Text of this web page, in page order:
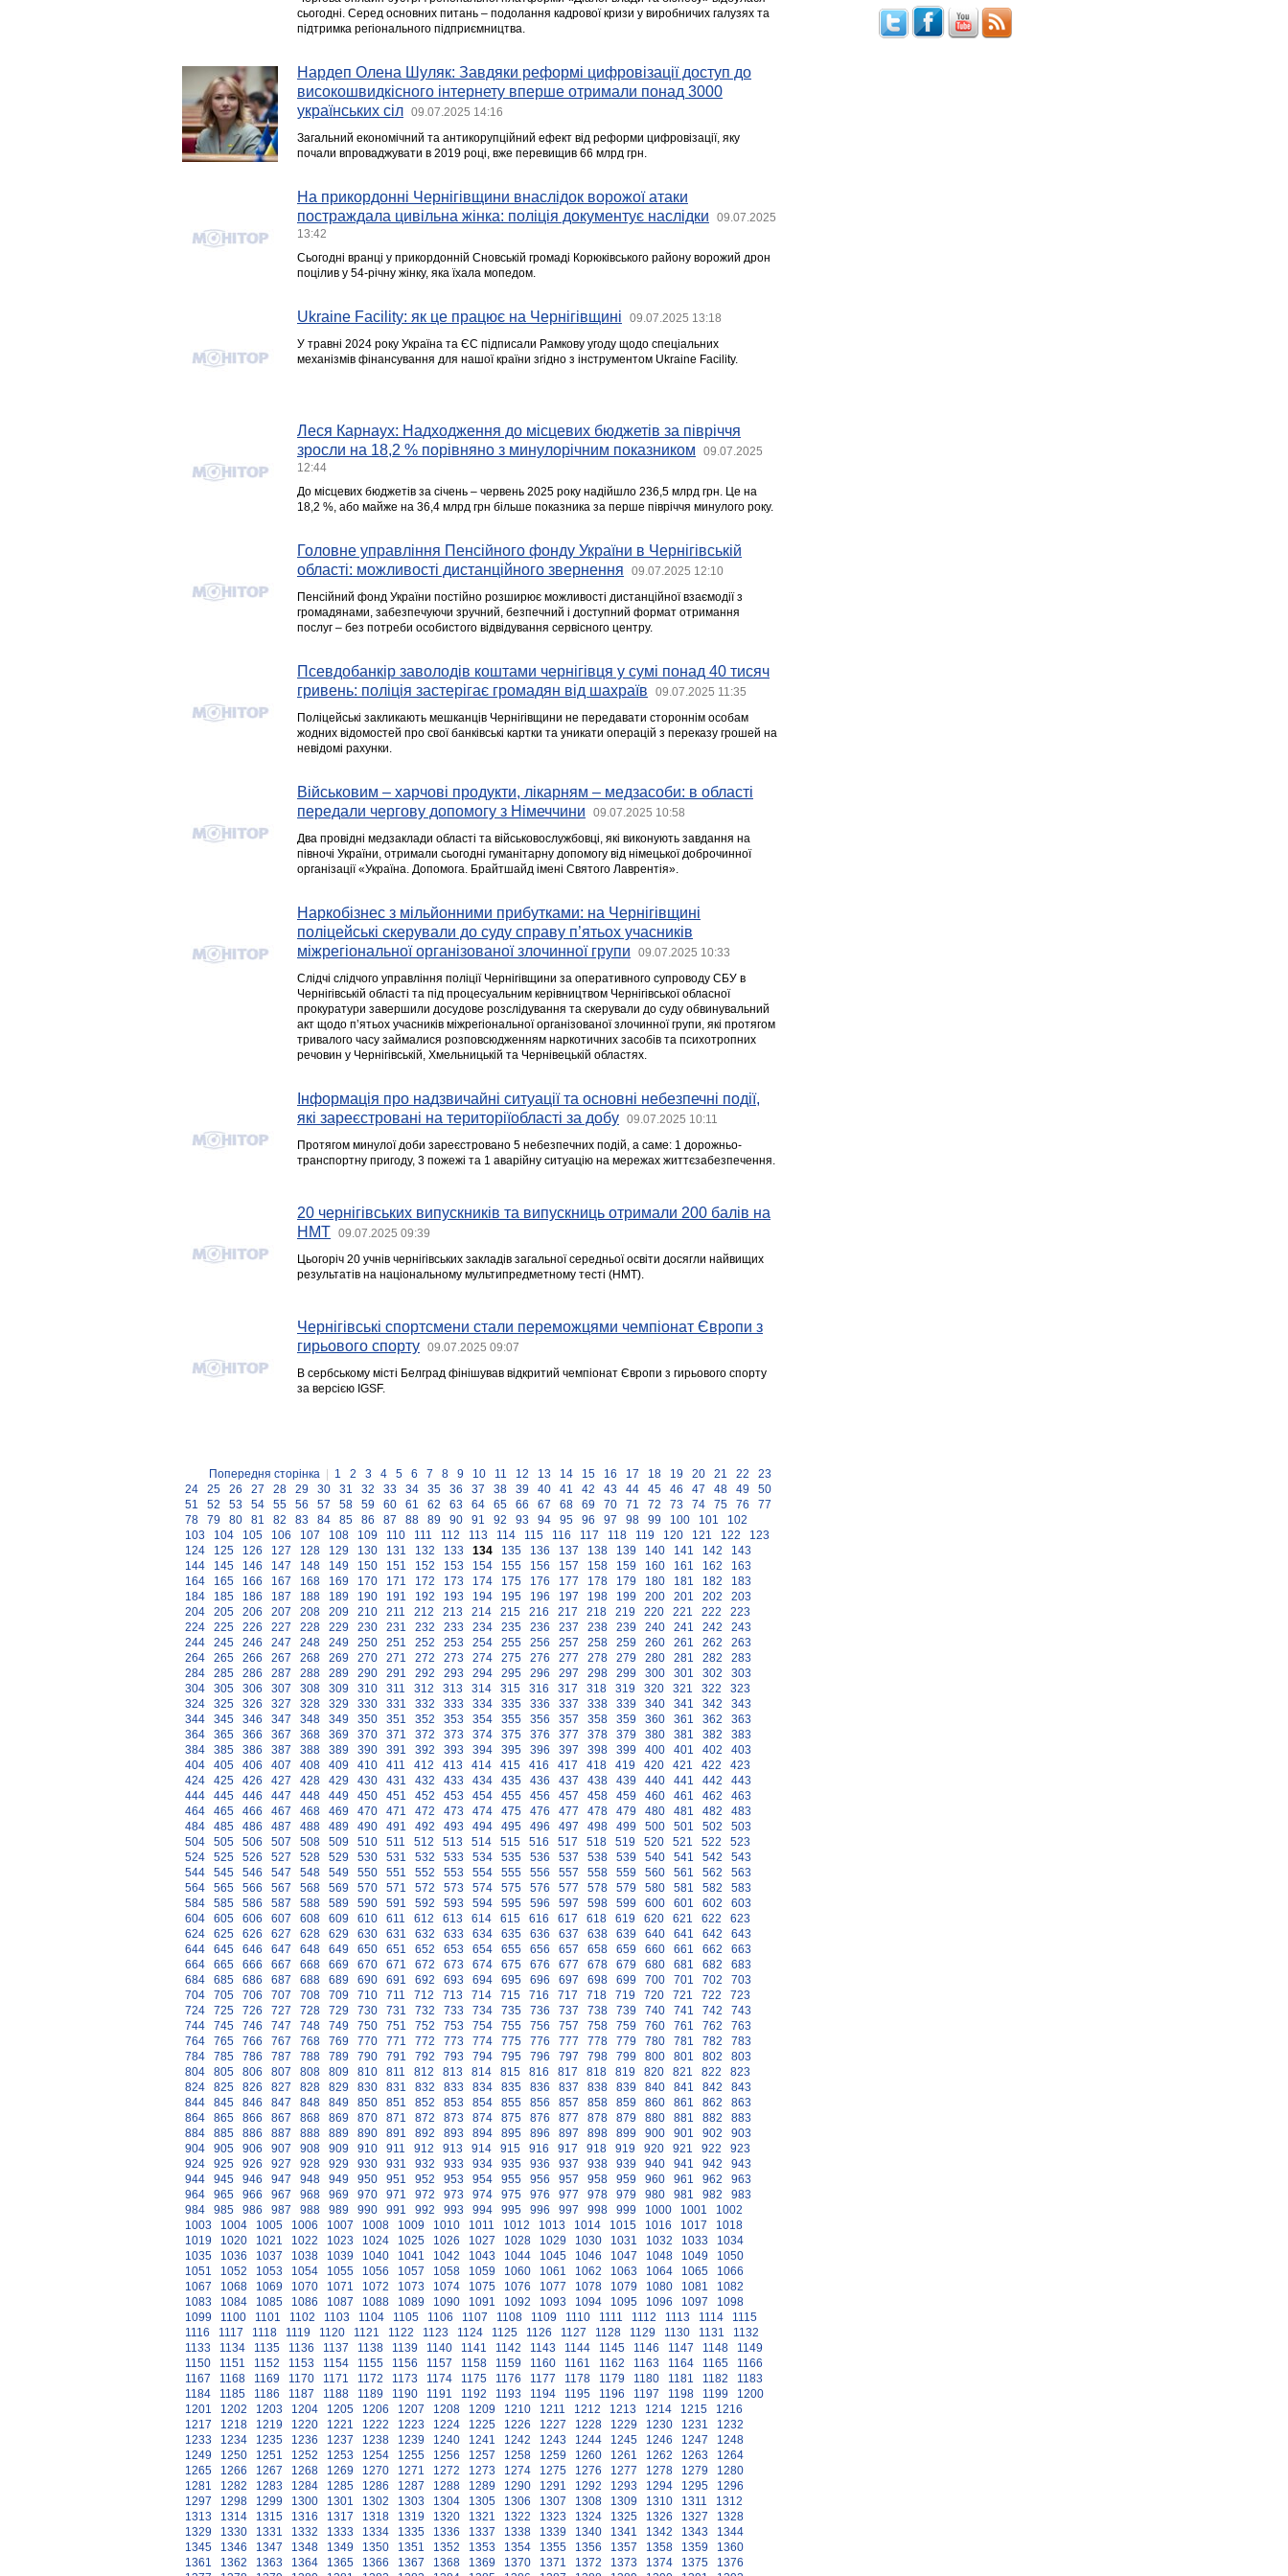
сьогодні. Серед основних питань – подолання кадрової кризи у виробничих галузях та
підтримка регіонального підприємництва.
Нардеп Олена Шуляк: Завдяки реформі цифровізації доступ до
високошвидкісного інтернету вперше отримали понад 3000
українських сіл
09.07.2025 14:16
Загальний економічний та антикорупційний ефект від реформи цифровізації, яку
почали впроваджувати в 2019 році, вже перевищив 66 млрд грн.
На прикордонні Чернігівщини внаслідок ворожої атаки
постраждала цивільна жінка: поліція документує наслідки
09.07.2025
13:42
Сьогодні вранці у прикордонній Сновській громаді Корюківського району ворожий дрон
поцілив у 54-річну жінку, яка їхала мопедом.
Ukraine Facility: як це працює на Чернігівщині 09.07.2025 13:18
У травні 2024 року Україна та ЄС підписали Рамкову угоду щодо спеціальних
механізмів фінансування для нашої країни згідно з інструментом Ukraine Facility.
Леся Карнаух: Надходження до місцевих бюджетів за півріччя
зросли на 18,2 % порівняно з минулорічним показником
09.07.2025
12:44
До місцевих бюджетів за січень – червень 2025 року надійшло 236,5 млрд грн. Це на
18,2 %, або майже на 36,4 млрд грн більше показника за перше півріччя минулого року.
Головне управління Пенсійного фонду України в Чернігівській
області: можливості дистанційного звернення
09.07.2025 12:10
Пенсійний фонд України постійно розширює можливості дистанційної взаємодії з
громадянами, забезпечуючи зручний, безпечний і доступний формат отримання
послуг – без потреби особистого відвідування сервісного центру.
Псевдобанкір заволодів коштами чернігівця у сумі понад 40 тисяч
гривень: поліція застерігає громадян від шахраїв
09.07.2025 11:35
Поліцейські закликають мешканців Чернігівщини не передавати стороннім особам
жодних відомостей про свої банківські картки та уникати операцій з переказу грошей на
невідомі рахунки.
Військовим – харчові продукти, лікарням – медзасоби: в області
передали чергову допомогу з Німеччини
09.07.2025 10:58
Два провідні медзаклади області та військовослужбовці, які виконують завдання на
півночі України, отримали сьогодні гуманітарну допомогу від німецької доброчинної
організації «Україна. Допомога. Брайтшайд імені Святого Лаврентія».
Наркобізнес з мільйонними прибутками: на Чернігівщині
поліцейські скерували до суду справу п’ятьох учасників
міжрегіональної організованої злочинної групи
09.07.2025 10:33
Слідчі слідчого управління поліції Чернігівщини за оперативного супроводу СБУ в
Чернігівській області та під процесуальним керівництвом Чернігівської обласної
прокуратури завершили досудове розслідування та скерували до суду обвинувальний
акт щодо п’ятьох учасників міжрегіональної організованої злочинної групи, які протягом
тривалого часу займалися розповсюдженням наркотичних засобів та психотропних
речовин у Чернігівській, Хмельницькій та Чернівецькій областях.
Інформація про надзвичайні ситуації та основні небезпечні події,
які зареєстровані на територіїобласті за добу
09.07.2025 10:11
Протягом минулої доби зареєстровано 5 небезпечних подій, а саме: 1 дорожньо-
транспортну пригоду, 3 пожежі та 1 аварійну ситуацію на мережах життєзабезпечення.
20 чернігівських випускників та випускниць отримали 200 балів на
НМТ
09.07.2025 09:39
Цьогоріч 20 учнів чернігівських закладів загальної середньої освіти досягли найвищих
результатів на національному мультипредметному тесті (НМТ).
Чернігівські спортсмени стали переможцями чемпіонат Європи з
гирьового спорту
09.07.2025 09:07
В сербському місті Белград фінішував відкритий чемпіонат Європи з гирьового спорту
за версією IGSF.
Попередня сторінка 1 2 3 4 5 6 7 8 9 10 11 12 13 14 15 16 17 18 19 20 21 22
23
24
25 26 27 28 29 30 31 32 33 34 35 36 37 38 39 40 41 42 43 44 45 46 47 48 49
50
51
52 53 54 55 56 57 58 59 60 61 62 63 64 65 66 67 68 69 70 71 72 73 74 75 76
77
78
79 80 81 82 83 84 85 86 87 88 89 90 91 92 93 94 95 96 97 98 99 100 101
102
103
104 105 106 107 108 109 110 111 112 113 114 115 116 117 118 119 120 121 122
123
124
125 126 127 128 129 130 131 132 133 134 135 136 137 138 139 140 141 142
143
144
145 146 147 148 149 150 151 152 153 154 155 156 157 158 159 160 161 162
163
164
165 166 167 168 169 170 171 172 173 174 175 176 177 178 179 180 181 182
183
184
185 186 187 188 189 190 191 192 193 194 195 196 197 198 199 200 201 202
203
204
205 206 207 208 209 210 211 212 213 214 215 216 217 218 219 220 221 222
223
224
225 226 227 228 229 230 231 232 233 234 235 236 237 238 239 240 241 242
243
244
245 246 247 248 249 250 251 252 253 254 255 256 257 258 259 260 261 262
263
264
265 266 267 268 269 270 271 272 273 274 275 276 277 278 279 280 281 282
283
284
285 286 287 288 289 290 291 292 293 294 295 296 297 298 299 300 301 302
303
304
305 306 307 308 309 310 311 312 313 314 315 316 317 318 319 320 321 322
323
324
325 326 327 328 329 330 331 332 333 334 335 336 337 338 339 340 341 342
343
344
345 346 347 348 349 350 351 352 353 354 355 356 357 358 359 360 361 362
363
364
365 366 367 368 369 370 371 372 373 374 375 376 377 378 379 380 381 382
383
384
385 386 387 388 389 390 391 392 393 394 395 396 397 398 399 400 401 402
403
404
405 406 407 408 409 410 411 412 413 414 415 416 417 418 419 420 421 422
423
424
425 426 427 428 429 430 431 432 433 434 435 436 437 438 439 440 441 442
443
444
445 446 447 448 449 450 451 452 453 454 455 456 457 458 459 460 461 462
463
464
465 466 467 468 469 470 471 472 473 474 475 476 477 478 479 480 481 482
483
484
485 486 487 488 489 490 491 492 493 494 495 496 497 498 499 500 501 502
503
504
505 506 507 508 509 510 511 512 513 514 515 516 517 518 519 520 521 522
523
524
525 526 527 528 529 530 531 532 533 534 535 536 537 538 539 540 541 542
543
544
545 546 547 548 549 550 551 552 553 554 555 556 557 558 559 560 561 562
563
564
565 566 567 568 569 570 571 572 573 574 575 576 577 578 579 580 581 582
583
584
585 586 587 588 589 590 591 592 593 594 595 596 597 598 599 600 601 602
603
604
605 606 607 608 609 610 611 612 613 614 615 616 617 618 619 620 621 622
623
624
625 626 627 628 629 630 631 632 633 634 635 636 637 638 639 640 641 642
643
644
645 646 647 648 649 650 651 652 653 654 655 656 657 658 659 660 661 662
663
664
665 666 667 668 669 670 671 672 673 674 675 676 677 678 679 680 681 682
683
684
685 686 687 688 689 690 691 692 693 694 695 696 697 698 699 700 701 702
703
704
705 706 707 708 709 710 711 712 713 714 715 716 717 718 719 720 721 722
723
724
725 726 727 728 729 730 731 732 733 734 735 736 737 738 739 740 741 742
743
744
745 746 747 748 749 750 751 752 753 754 755 756 757 758 759 760 761 762
763
764
765 766 767 768 769 770 771 772 773 774 775 776 777 778 779 780 781 782
783
784
785 786 787 788 789 790 791 792 793 794 795 796 797 798 799 800 801 802
803
804
805 806 807 808 809 810 811 812 813 814 815 816 817 818 819 820 821 822
823
824
825 826 827 828 829 830 831 832 833 834 835 836 837 838 839 840 841 842
843
844
845 846 847 848 849 850 851 852 853 854 855 856 857 858 859 860 861 862
863
864
865 866 867 868 869 870 871 872 873 874 875 876 877 878 879 880 881 882
883
884
885 886 887 888 889 890 891 892 893 894 895 896 897 898 899 900 901 902
903
904
905 906 907 908 909 910 911 912 913 914 915 916 917 918 919 920 921 922
923
924
925 926 927 928 929 930 931 932 933 934 935 936 937 938 939 940 941 942
943
944
945 946 947 948 949 950 951 952 953 954 955 956 957 958 959 960 961 962
963
964
965 966 967 968 969 970 971 972 973 974 975 976 977 978 979 980 981 982
983
984
985 986 987 988 989 990 991 992 993 994 995 996 997 998 999 1000 1001
1002
1003
1004 1005 1006 1007 1008 1009 1010 1011 1012 1013 1014 1015 1016 1017
1018
1019
1020 1021 1022 1023 1024 1025 1026 1027 1028 1029 1030 1031 1032 1033
1034
1035
1036 1037 1038 1039 1040 1041 1042 1043 1044 1045 1046 1047 1048 1049
1050
1051
1052 1053 1054 1055 1056 1057 1058 1059 1060 1061 1062 1063 1064 1065
1066
1067
1068 1069 1070 1071 1072 1073 1074 1075 1076 1077 1078 1079 1080 1081
1082
1083
1084 1085 1086 1087 1088 1089 1090 1091 1092 1093 1094 1095 1096 1097
1098
1099
1100 1101 1102 1103 1104 1105 1106 1107 1108 1109 1110 1111 1112 1113 1114
1115
1116
1117 1118 1119 1120 1121 1122 1123 1124 1125 1126 1127 1128 1129 1130 1131
1132
1133
1134 1135 1136 1137 1138 1139 1140 1141 1142 1143 1144 1145 1146 1147 1148
1149
1150
1151 1152 1153 1154 1155 1156 1157 1158 1159 1160 1161 1162 1163 1164 1165
1166
1167
1168 1169 1170 1171 1172 1173 1174 1175 1176 1177 1178 1179 1180 1181 1182
1183
1184
1185 1186 1187 1188 1189 1190 1191 1192 1193 1194 1195 1196 1197 1198 1199
1200
1201
1202 1203 1204 1205 1206 1207 1208 1209 1210 1211 1212 1213 1214 1215
1216
1217
1218 1219 1220 1221 1222 1223 1224 1225 1226 1227 1228 1229 1230 1231
1232
1233
1234 1235 1236 1237 1238 1239 1240 1241 1242 1243 1244 1245 1246 1247
1248
1249
1250 1251 1252 1253 1254 1255 1256 1257 1258 1259 1260 1261 1262 1263
1264
1265
1266 1267 1268 1269 1270 1271 1272 1273 1274 1275 1276 1277 1278 1279
1280
1281
1282 1283 1284 1285 1286 1287 1288 1289 1290 1291 1292 1293 1294 1295
1296
1297
1298 1299 1300 1301 1302 1303 1304 1305 1306 1307 1308 1309 1310 1311
1312
1313
1314 1315 1316 1317 1318 1319 1320 1321 1322 1323 1324 1325 1326 1327
1328
1329
1330 1331 1332 1333 1334 1335 1336 1337 1338 1339 1340 1341 1342 1343
1344
1345
1346 1347 1348 1349 1350 1351 1352 1353 1354 1355 1356 1357 1358 1359
1360
1361
1362 1363 1364 1365 1366 1367 1368 1369 1370 1371 1372 1373 1374 1375
1376